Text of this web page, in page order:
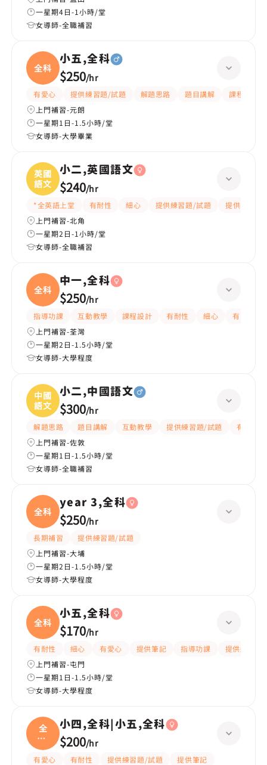
一星期4日-1小時/堂
女導師-全職補習
全科
小五,全科
$250/hr
有愛心 提供練習題/試題 解題思路 題目講解
課程設計
上門補習-元朗
一星期1日-1.5小時/堂
女導師-大學畢業
英國
語文
小二,英國語文
$240/hr
*全英語上堂 有耐性 細心 提供練習題/試題
提供筆記
上門補習-北角
一星期2日-1小時/堂
女導師-全職補習
全科
中一,全科
$250/hr
指導功課 互動教學 課程設計 有耐性 細心
有愛心
上門補習-荃灣
一星期2日-1.5小時/堂
女導師-大學程度
中國
語文
小二,中國語文
$300/hr
解題思路 題目講解 互動教學 提供練習題/試題
有愛心
上門補習-佐敦
一星期1日-1.5小時/堂
女導師-全職補習
全科
year 3,全科
$250/hr
長期補習
提供練習題/試題
上門補習-大埔
一星期2日-1.5小時/堂
女導師-大學程度
全科
小五,全科
$170/hr
有耐性 細心 有愛心 提供筆記 指導功課
提供練習題
上門補習-屯門
一星期1日-1.5小時/堂
女導師-大學程度
全
科|
小五
小四,全科|小五,全科
$200/hr
有愛心 有耐性 提供練習題/試題
提供筆記